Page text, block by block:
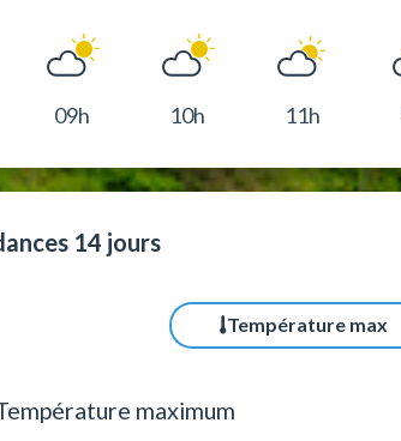
09h 10h 11h
14 jours
Température max
maximum